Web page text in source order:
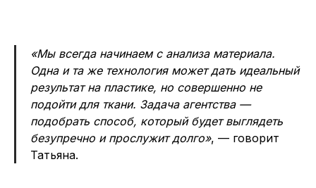
«Мы всегда начинаем с анализа материала.
Одна и та же технология может дать идеальный
результат на пластике, но совершенно не
подойти для ткани. Задача агентства —
подобрать способ, который будет выглядеть
безупречно и прослужит долго», — говорит
Татьяна.